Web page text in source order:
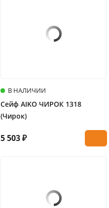
В НАЛИЧИИ
Сейф AIKO ЧИРОК 1318
(Чирок)
5 503 ₽